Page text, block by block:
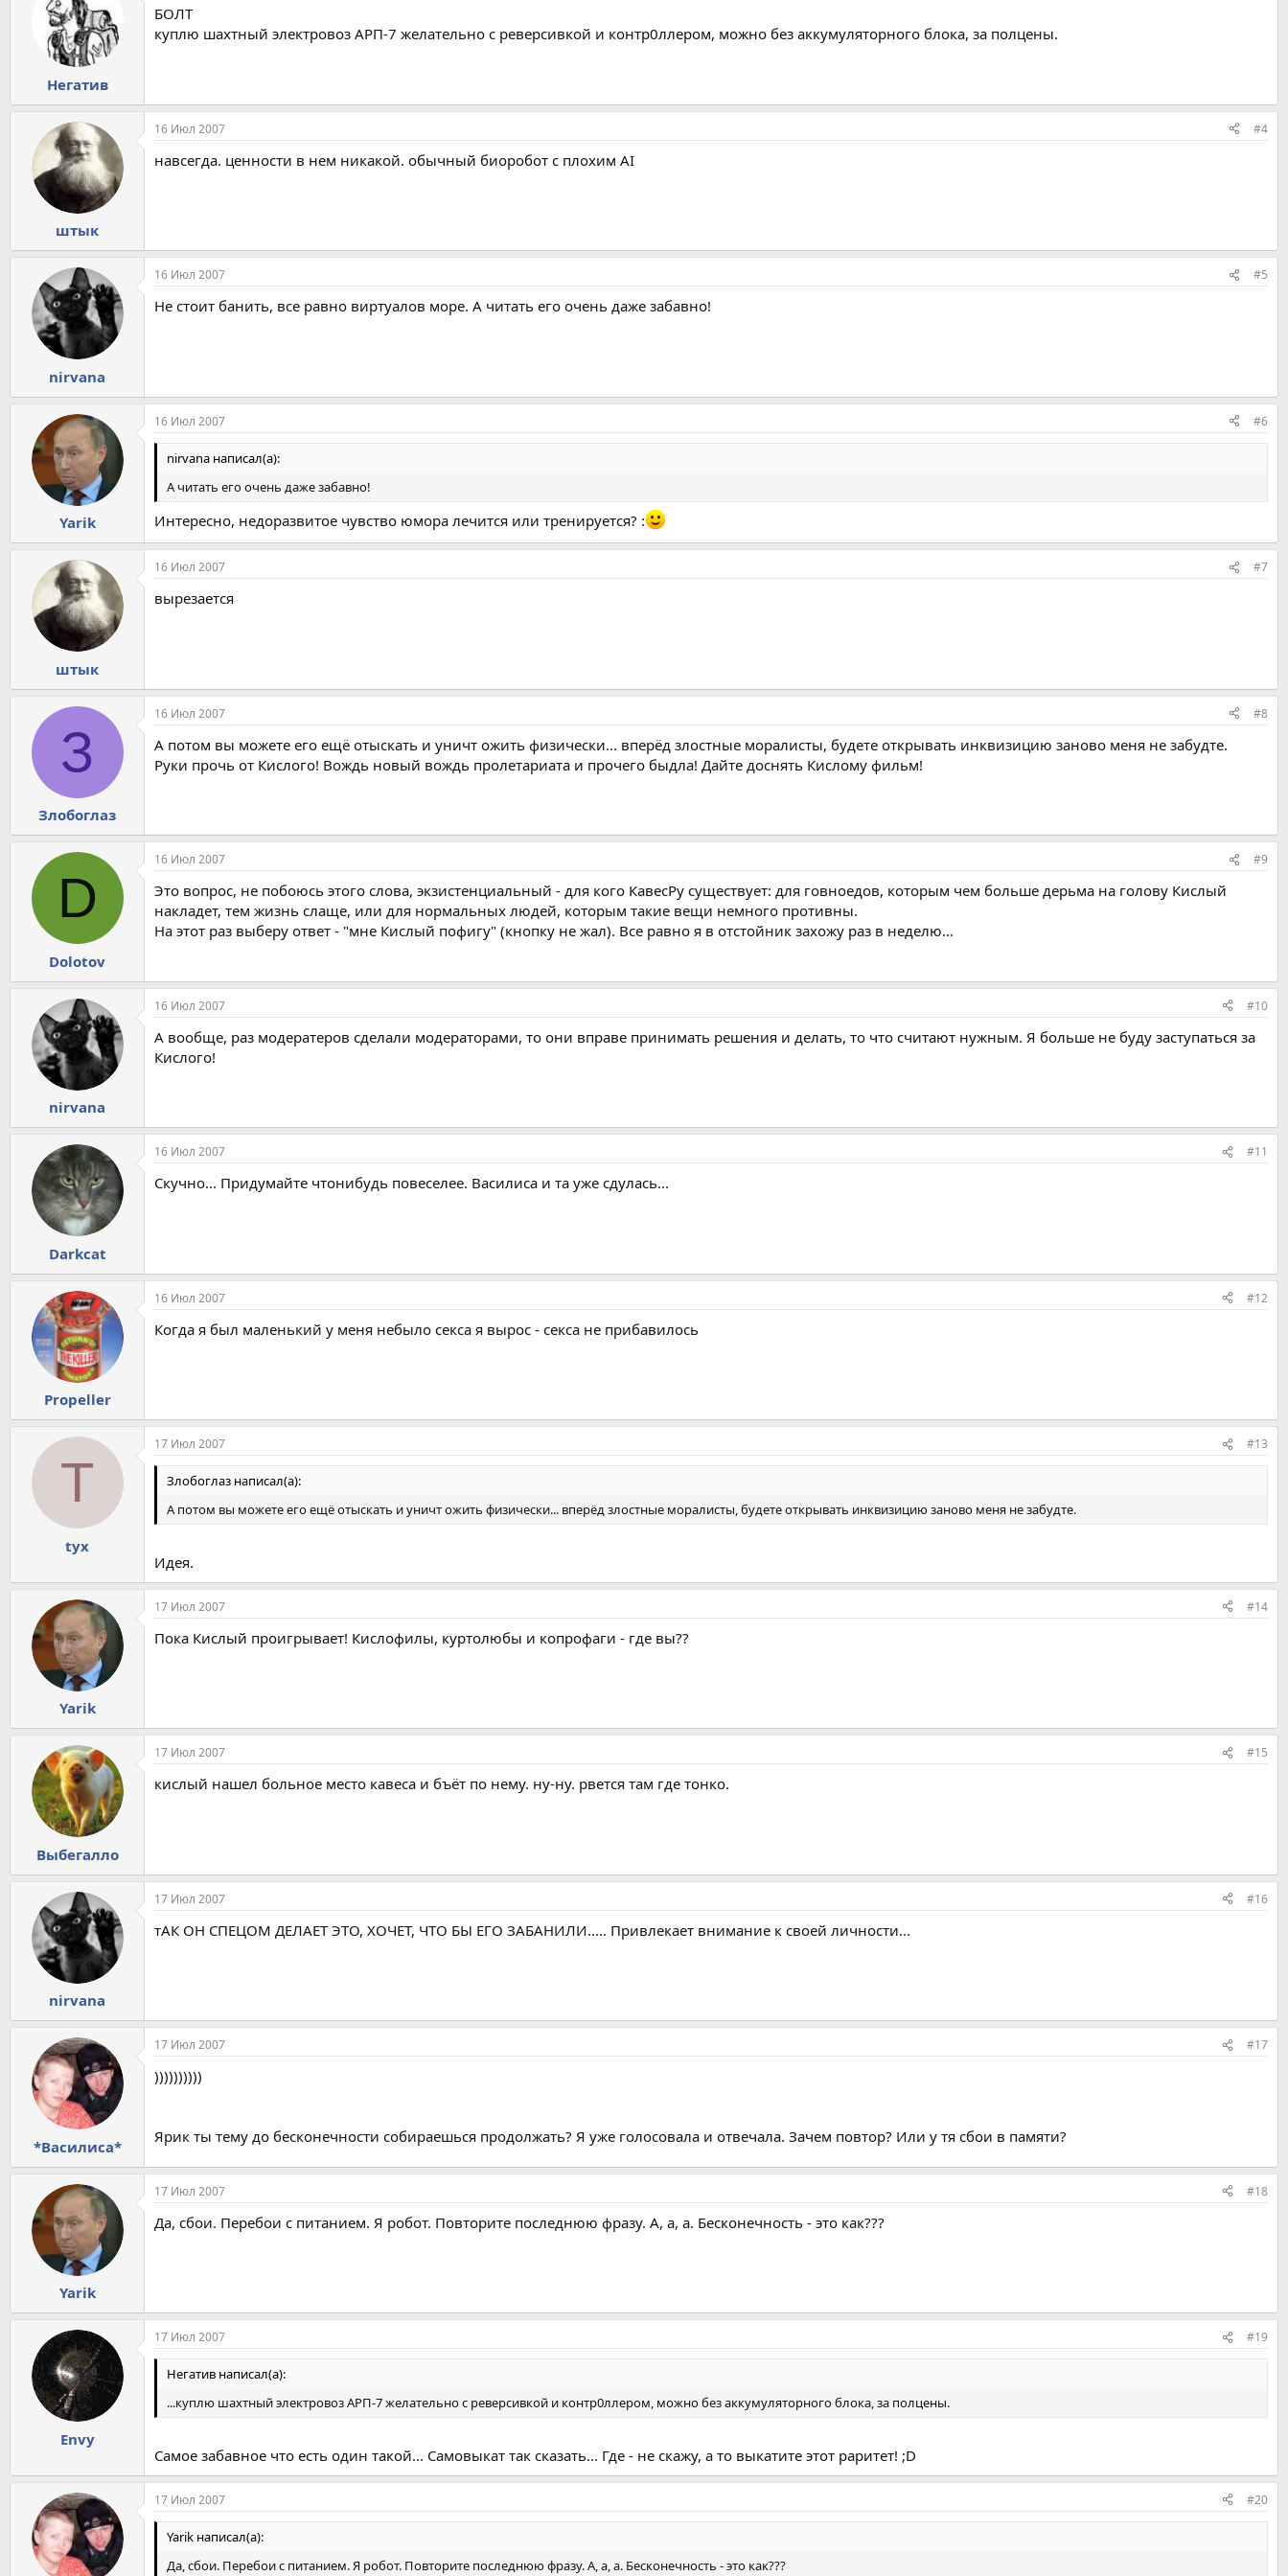
Негатив
БОЛТ
куплю шахтный электровоз АРП-7 желательно с реверсивкой и контр0ллером, можно без аккумуляторного блока, за полцены.
штык
16 Июл 2007 #4
навсегда. ценности в нем никакой. обычный биоробот с плохим AI
nirvana
16 Июл 2007 #5
Не стоит банить, все равно виртуалов море. А читать его очень даже забавно!
Yarik
16 Июл 2007 #6
nirvana написал(а):
А читать его очень даже забавно!
Интересно, недоразвитое чувство юмора лечится или тренируется? :
штык
16 Июл 2007 #7
вырезается
З
Злобоглаз
16 Июл 2007 #8
А потом вы можете его ещё отыскать и уничт ожить физически... вперёд злостные моралисты, будете открывать инквизицию заново меня не забудте.
Руки прочь от Кислого! Вождь новый вождь пролетариата и прочего быдла! Дайте доснять Кислому фильм!
D
Dolotov
16 Июл 2007 #9
Это вопрос, не побоюсь этого слова, экзистенциальный - для кого КавесРу существует: для говноедов, которым чем больше дерьма на голову Кислый
накладет, тем жизнь слаще, или для нормальных людей, которым такие вещи немного противны.
На этот раз выберу ответ - "мне Кислый пофигу" (кнопку не жал). Все равно я в отстойник захожу раз в неделю...
nirvana
16 Июл 2007 #10
А вообще, раз модератеров сделали модераторами, то они вправе принимать решения и делать, то что считают нужным. Я больше не буду заступаться за
Кислого!
Darkcat
16 Июл 2007 #11
Скучно... Придумайте чтонибудь повеселее. Василиса и та уже сдулась...
Propeller
16 Июл 2007 #12
Когда я был маленький у меня небыло секса я вырос - секса не прибавилось
T
tyx
17 Июл 2007 #13
Злобоглаз написал(а):
А потом вы можете его ещё отыскать и уничт ожить физически... вперёд злостные моралисты, будете открывать инквизицию заново меня не забудте.
Идея.
Yarik
17 Июл 2007 #14
Пока Кислый проигрывает! Кислофилы, куртолюбы и копрофаги - где вы??
Выбегалло
17 Июл 2007 #15
кислый нашел больное место кавеса и бъёт по нему. ну-ну. рвется там где тонко.
nirvana
17 Июл 2007 #16
тАК ОН СПЕЦОМ ДЕЛАЕТ ЭТО, ХОЧЕТ, ЧТО БЫ ЕГО ЗАБАНИЛИ..... Привлекает внимание к своей личности...
*Василиса*
17 Июл 2007 #17
))))))))))
Ярик ты тему до бесконечности собираешься продолжать? Я уже голосовала и отвечала. Зачем повтор? Или у тя сбои в памяти?
Yarik
17 Июл 2007 #18
Да, сбои. Перебои с питанием. Я робот. Повторите последнюю фразу. А, а, а. Бесконечность - это как???
Envy
17 Июл 2007 #19
Негатив написал(а):
...куплю шахтный электровоз АРП-7 желательно с реверсивкой и контр0ллером, можно без аккумуляторного блока, за полцены.
Самое забавное что есть один такой... Самовыкат так сказать... Где - не скажу, а то выкатите этот раритет! ;D
17 Июл 2007 #20
Yarik написал(а):
Да, сбои. Перебои с питанием. Я робот. Повторите последнюю фразу. А, а, а. Бесконечность - это как???